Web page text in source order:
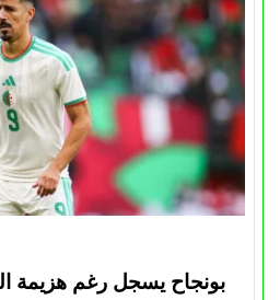
بونجاح يسجل رغم هزيمة